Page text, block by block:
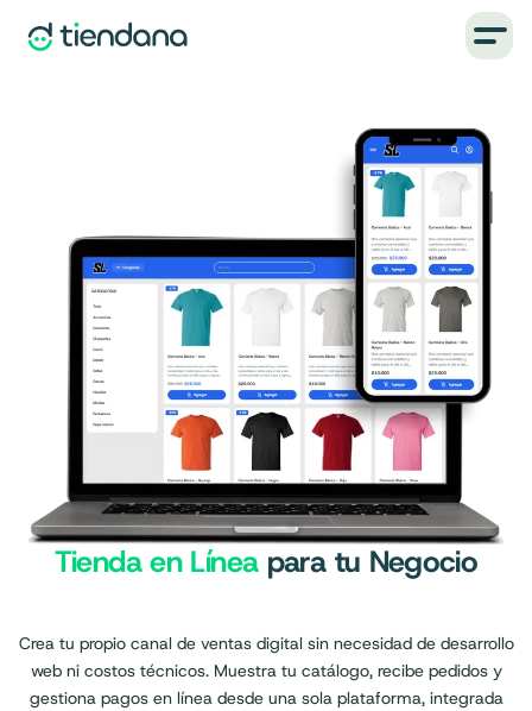
Tienda en Línea para tu Negocio
Crea tu propio canal de ventas digital sin necesidad de desarrollo
web ni costos técnicos. Muestra tu catálogo, recibe pedidos y
gestiona pagos en línea desde una sola plataforma, integrada